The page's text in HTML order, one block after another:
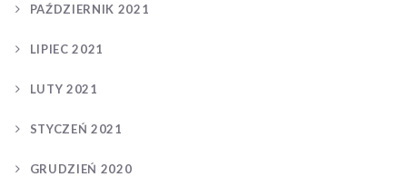
PAŹDZIERNIK 2021
LIPIEC 2021
LUTY 2021
STYCZEŃ 2021
GRUDZIEŃ 2020